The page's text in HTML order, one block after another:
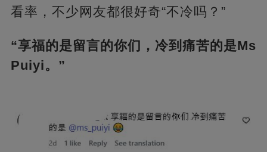
看率，不少网友都很好奇“不冷吗？”
“享福的是留言的你们，冷到痛苦的是Ms
Puiyi。”